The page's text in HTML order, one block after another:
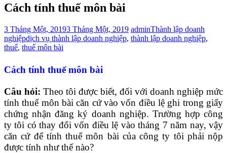
Cách tính thuế môn bài
3 Tháng Một, 20193 Tháng Một, 2019 adminThành lập doanh
nghiệpdịch vụ thành lập doanh nghiệp, thành lập doanh nghiệp,
thuế, thuế môn bài
Cách tính thuế môn bài
Câu hỏi: Theo tôi được biết, đối với doanh nghiệp mức
tính thuế môn bài căn cứ vào vốn điều lệ ghi trong giấy
chứng nhận đăng ký doanh nghiệp. Trường hợp công
ty tôi có thay đổi vốn điều lệ vào tháng 7 năm nay, vậy
căn cứ để tính thuể môn bài của công ty tôi phải nộp
được tính như thế nào?